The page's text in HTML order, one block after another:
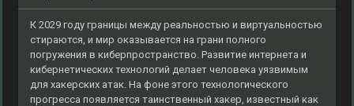
К 2029 году границы между реальностью и виртуальностью
стираются, и мир оказывается на грани полного
погружения в киберпространство. Развитие интернета и
кибернетических технологий делает человека уязвимым
для хакерских атак. На фоне этого технологического
прогресса появляется таинственный хакер, известный как